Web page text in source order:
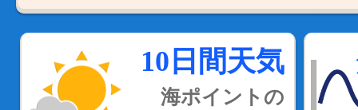
10日間天気
海ポイントの